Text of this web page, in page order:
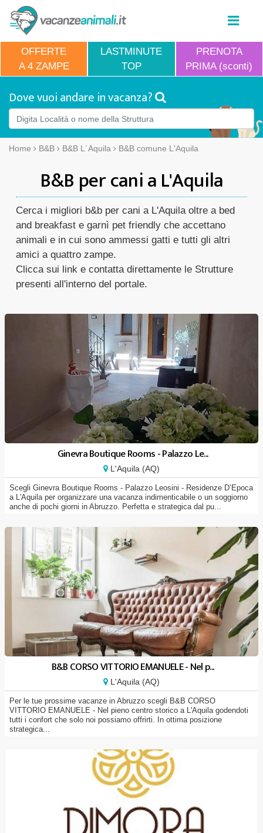
OFFERTE
A 4 ZAMPE
LASTMINUTE
TOP
PRENOTA
PRIMA (sconti)
Dove vuoi andare in vacanza?
Home B&B B&B L´Aquila B&B comune L'Aquila
B&B per cani a L'Aquila
Cerca i migliori b&b per cani a L'Aquila oltre a bed
and breakfast e garnì pet friendly che accettano
animali e in cui sono ammessi gatti e tutti gli altri
amici a quattro zampe.
Clicca sui link e contatta direttamente le Strutture
presenti all'interno del portale.
Ginevra Boutique Rooms - Palazzo Le...
L'Aquila (AQ)
Scegli Ginevra Boutique Rooms - Palazzo Leosini - Residenze D’Epoca
a L'Aquila per organizzare una vacanza indimenticabile o un soggiorno
anche di pochi giorni in Abruzzo. Perfetta e strategica dal pu...
B&B CORSO VITTORIO EMANUELE - Nel p...
L'Aquila (AQ)
Per le tue prossime vacanze in Abruzzo scegli B&B CORSO
VITTORIO EMANUELE - Nel pieno centro storico a L'Aquila godendoti
tutti i confort che solo noi possiamo offrirti. In ottima posizione
strategica...